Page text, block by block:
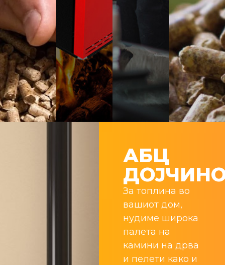
АБЦ
За топлина во
вашиот дом,
нудиме широка
палета на
камини на дрва
и пелети како и